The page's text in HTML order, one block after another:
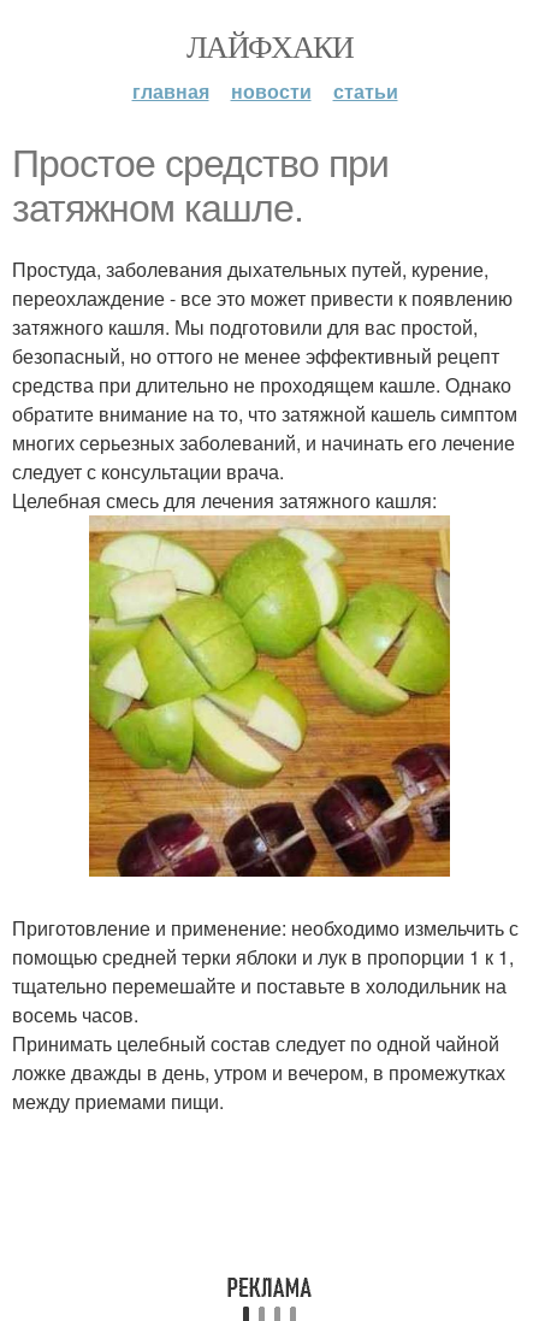
ЛАЙФХАКИ
главная новости статьи
Простое средство при
затяжном кашле.
Простуда, заболевания дыхательных путей, курение,
переохлаждение - все это может привести к появлению
затяжного кашля. Мы подготовили для вас простой,
безопасный, но оттого не менее эффективный рецепт
средства при длительно не проходящем кашле. Однако
обратите внимание на то, что затяжной кашель симптом
многих серьезных заболеваний, и начинать его лечение
следует с консультации врача.
Целебная смесь для лечения затяжного кашля:
Приготовление и применение: необходимо измельчить с
помощью средней терки яблоки и лук в пропорции 1 к 1,
тщательно перемешайте и поставьте в холодильник на
восемь часов.
Принимать целебный состав следует по одной чайной
ложке дважды в день, утром и вечером, в промежутках
между приемами пищи.